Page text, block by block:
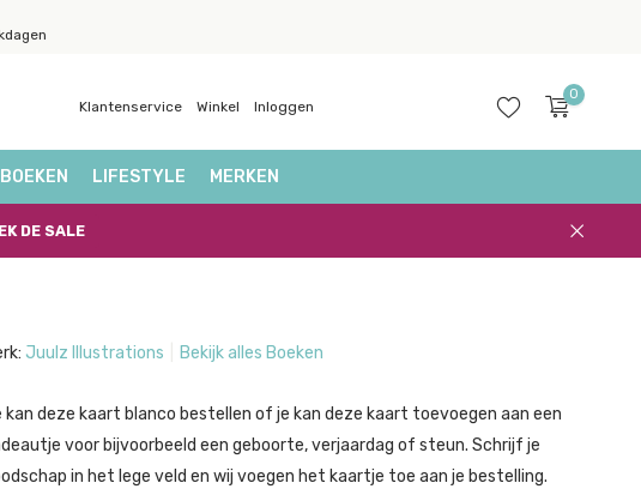
Klantenservice Winkel Inloggen
aanmaken
0
BOEKEN LIFESTYLE MERKEN
DE SALE
Juulz Illustrations Bekijk alles Boeken
kan deze kaart blanco bestellen of je kan deze kaart toevoegen aan een
voor bijvoorbeeld een geboorte, verjaardag of steun. Schrijf je
in het lege veld en wij voegen het kaartje toe aan je bestelling.